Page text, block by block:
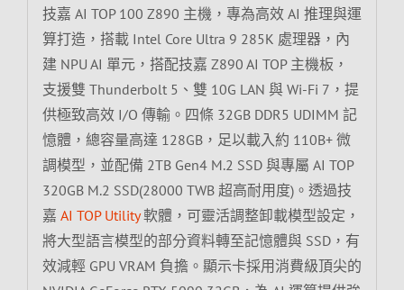
技嘉 AI TOP 100 Z890 主機，專為高效 AI 推理與運
算打造，搭載 Intel Core Ultra 9 285K 處理器，內
建 NPU AI 單元，搭配技嘉 Z890 AI TOP 主機板，
支援雙 Thunderbolt 5、雙 10G LAN 與 Wi-Fi 7，提
供極致高效 I/O 傳輸。四條 32GB DDR5 UDIMM 記
憶體，總容量高達 128GB，足以載入約 110B+ 微
調模型，並配備 2TB Gen4 M.2 SSD 與專屬 AI TOP
320GB M.2 SSD(28000 TWB 超高耐用度)。透過技
嘉 AI TOP Utility軟體，可靈活調整卸載模型設定，
將大型語言模型的部分資料轉至記憶體與 SSD，有
效減輕 GPU VRAM 負擔。顯示卡採用消費級頂尖的